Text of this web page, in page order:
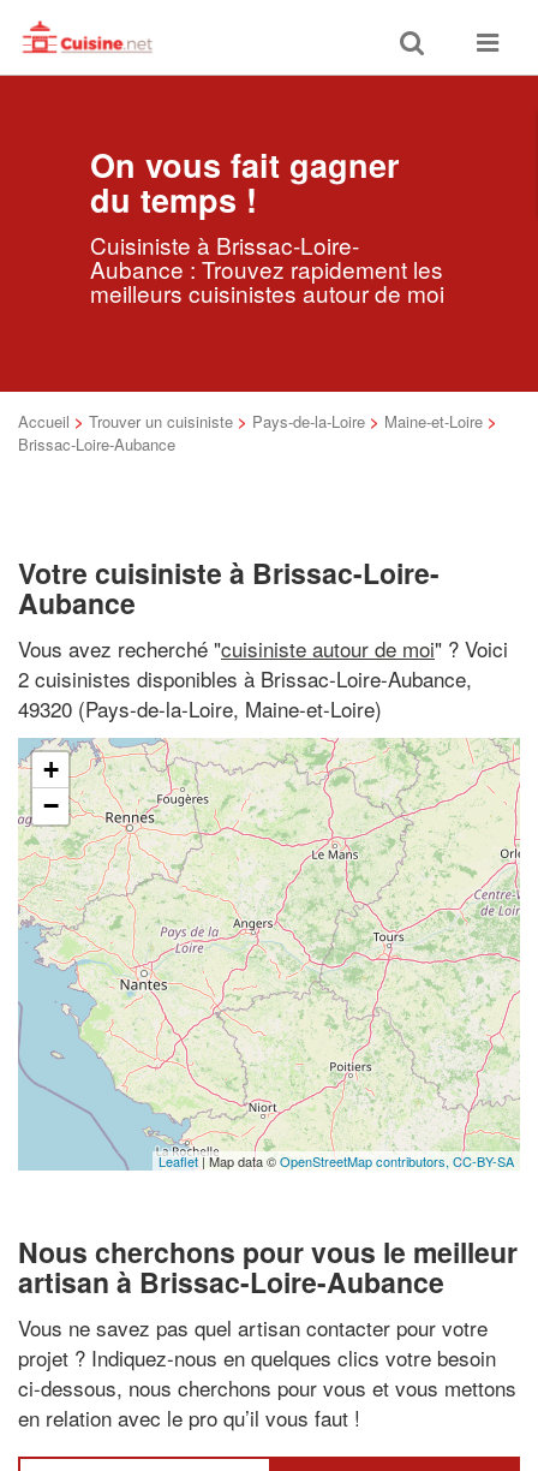
Toggle
search
Toggle
On vous fait gagner
du temps !
Cuisiniste à Brissac-Loire-
Aubance : Trouvez rapidement les
meilleurs cuisinistes autour de moi
Accueil > Trouver un cuisiniste > Pays-de-la-Loire > Maine-et-Loire >
Brissac-Loire-Aubance
Votre cuisiniste à Brissac-Loire-
Aubance
Vous avez recherché "cuisiniste autour de moi" ? Voici
2 cuisinistes disponibles à Brissac-Loire-Aubance,
49320 (Pays-de-la-Loire, Maine-et-Loire)
+
−
Leaflet| Map data ©OpenStreetMap contributors, CC-BY-SA
Nous cherchons pour vous le meilleur
artisan à Brissac-Loire-Aubance
Vous ne savez pas quel artisan contacter pour votre
projet ? Indiquez-nous en quelques clics votre besoin
ci-dessous, nous cherchons pour vous et vous mettons
en relation avec le pro qu’il vous faut !